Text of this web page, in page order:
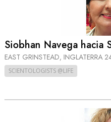
Siobhan Navega hacia
EAST GRINSTEAD, INGLATERRA
SCIENTOLOGISTS @LIFE